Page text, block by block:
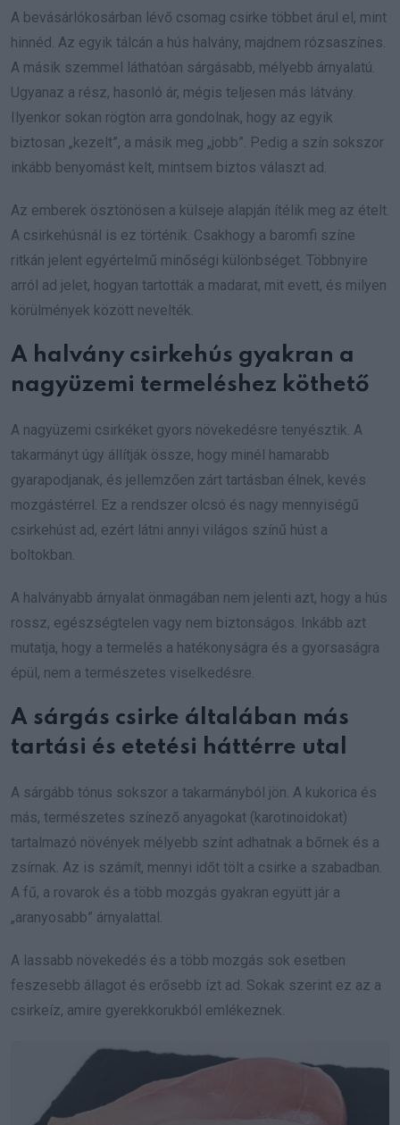
A bevásárlókosárban lévő csomag csirke többet árul el, mint
hinnéd. Az egyik tálcán a hús halvány, majdnem rózsaszínes.
A másik szemmel láthatóan sárgásabb, mélyebb árnyalatú.
Ugyanaz a rész, hasonló ár, mégis teljesen más látvány.
Ilyenkor sokan rögtön arra gondolnak, hogy az egyik
biztosan „kezelt”, a másik meg „jobb”. Pedig a szín sokszor
inkább benyomást kelt, mintsem biztos választ ad.
Az emberek ösztönösen a külseje alapján ítélik meg az ételt.
A csirkehúsnál is ez történik. Csakhogy a baromfi színe
ritkán jelent egyértelmű minőségi különbséget. Többnyire
arról ad jelet, hogyan tartották a madarat, mit evett, és milyen
körülmények között nevelték.
A halvány csirkehús gyakran a
nagyüzemi termeléshez köthető
A nagyüzemi csirkéket gyors növekedésre tenyésztik. A
takarmányt úgy állítják össze, hogy minél hamarabb
gyarapodjanak, és jellemzően zárt tartásban élnek, kevés
mozgástérrel. Ez a rendszer olcsó és nagy mennyiségű
csirkehúst ad, ezért látni annyi világos színű húst a
boltokban.
A halványabb árnyalat önmagában nem jelenti azt, hogy a hús
rossz, egészségtelen vagy nem biztonságos. Inkább azt
mutatja, hogy a termelés a hatékonyságra és a gyorsaságra
épül, nem a természetes viselkedésre.
A sárgás csirke általában más
tartási és etetési háttérre utal
A sárgább tónus sokszor a takarmányból jön. A kukorica és
más, természetes színező anyagokat (karotinoidokat)
tartalmazó növények mélyebb színt adhatnak a bőrnek és a
zsírnak. Az is számít, mennyi időt tölt a csirke a szabadban.
A fű, a rovarok és a több mozgás gyakran együtt jár a
„aranyosabb” árnyalattal.
A lassabb növekedés és a több mozgás sok esetben
feszesebb állagot és erősebb ízt ad. Sokak szerint ez az a
csirkeíz, amire gyerekkorukból emlékeznek.